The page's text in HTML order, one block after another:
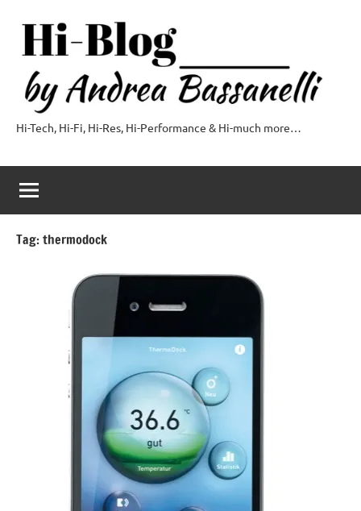
contenuto
Hi-
Blog
by
Andrea
Bassanelli
Hi-Tech, Hi-Fi, Hi-Res, Hi-Performance & Hi-much more…
Tag:thermodock